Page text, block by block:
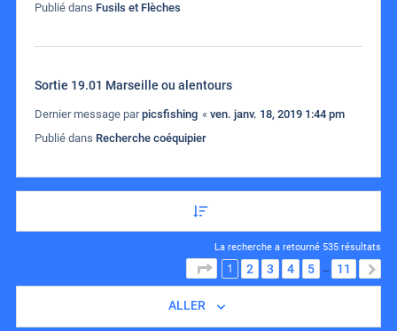
Publié dans Fusils et Flèches
Sortie 19.01 Marseille ou alentours
Dernier message parpicsfishing « ven. janv. 18, 2019 1:44 pm
Publié dans Recherche coéquipier
La recherche a retourné 535 résultats
PAGE 1 SUR 11
1 2 3 4 5 … 11
ALLER